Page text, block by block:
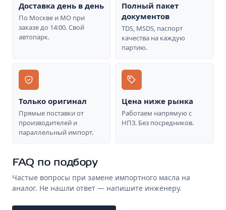
Доставка день в день
По Москве и МО при
заказе до 14:00. Свой
автопарк.
Полный пакет
документов
TDS, MSDS, паспорт
качества на каждую
партию.
Только оригинал
Прямые поставки от
производителей и
параллельный импорт.
Цена ниже рынка
Работаем напрямую с
НПЗ. Без посредников.
FAQ по подбору
Частые вопросы при замене импортного масла на
аналог. Не нашли ответ — напишите инженеру.